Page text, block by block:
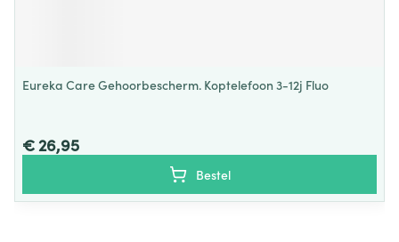
Eureka Care Gehoorbescherm. Koptelefoon 3-12j Fluo
€ 26,95
Bestel